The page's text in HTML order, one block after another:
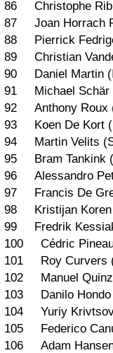
86 Christophe
87 Joan Horrach
88 Pierrick
89 Christian
90 Daniel Martin
91 Michael Schär
92 Anthony Roux
93 Koen De Kort
94 Martin Velits
95 Bram Tankink
96 Alessandro
97 Francis De
98 Kristijan Koren
99 Fredrik
100 Cédric
101 Roy Curvers
102 Manuel
103 Danilo Hondo
104 Yuriy Krivtsov
105 Federico
106 Adam Hansen